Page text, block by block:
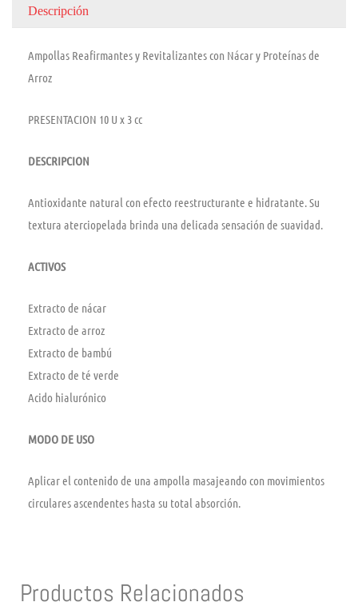
Descripción
Ampollas Reafirmantes y Revitalizantes con Nácar y Proteínas de
Arroz
PRESENTACION 10 U x 3 cc
DESCRIPCION
Antioxidante natural con efecto reestructurante e hidratante. Su
textura aterciopelada brinda una delicada sensación de suavidad.
ACTIVOS
Extracto de nácar
Extracto de arroz
Extracto de bambú
Extracto de té verde
Acido hialurónico
MODO DE USO
Aplicar el contenido de una ampolla masajeando con movimientos
circulares ascendentes hasta su total absorción.
Productos Relacionados